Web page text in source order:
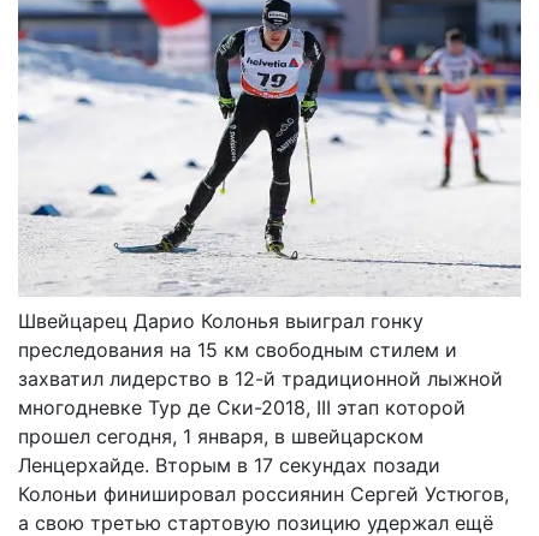
Швейцарец Дарио Колонья выиграл гонку
преследования на 15 км свободным стилем и
захватил лидерство в 12-й традиционной лыжной
многодневке Тур де Ски-2018, III этап которой
прошел сегодня, 1 января, в швейцарском
Ленцерхайде. Вторым в 17 секундах позади
Колоньи финишировал россиянин Сергей Устюгов,
а свою третью стартовую позицию удержал ещё